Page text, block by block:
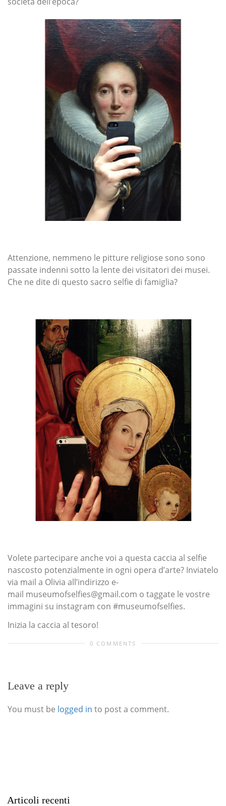
Attenzione, nemmeno le pitture religiose sono sono
passate indenni sotto la lente dei visitatori dei musei.
Che ne dite di questo sacro selfie di famiglia?
Volete partecipare anche voi a questa caccia al selfie
nascosto potenzialmente in ogni opera d’arte? Inviatelo
via mail a Olivia all’indirizzo e-
mail museumofselfies@gmail.com o taggate le vostre
immagini su instagram con #museumofselfies.
Inizia la caccia al tesoro!
0 COMMENTS
Leave a reply
You must be logged in to post a comment.
Articoli recenti